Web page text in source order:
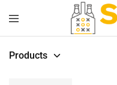
Simonsdrank.nl
Drank,
&
Products